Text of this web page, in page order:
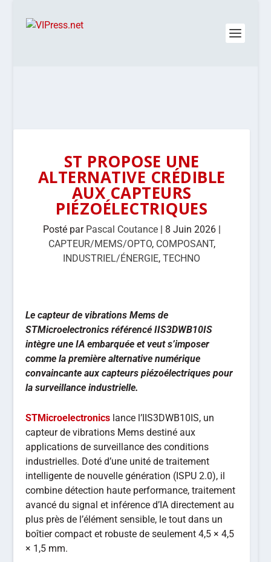
ST PROPOSE UNE
ALTERNATIVE CRÉDIBLE
AUX CAPTEURS
PIÉZOÉLECTRIQUES
Posté par Pascal Coutance| 8 Juin 2026|
CAPTEUR/MEMS/OPTO, COMPOSANT,
INDUSTRIEL/ÉNERGIE,TECHNO
Le capteur de vibrations Mems de
STMicroelectronics référencé IIS3DWB10IS
intègre une IA embarquée et veut s’imposer
comme la première alternative numérique
convaincante aux capteurs piézoélectriques pour
la surveillance industrielle.
STMicroelectronics lance l’IIS3DWB10IS, un
capteur de vibrations Mems destiné aux
applications de surveillance des conditions
industrielles. Doté d’une unité de traitement
intelligente de nouvelle génération (ISPU 2.0), il
combine détection haute performance, traitement
avancé du signal et inférence d’IA directement au
plus près de l’élément sensible, le tout dans un
boîtier compact et robuste de seulement 4,5 × 4,5
× 1,5 mm.